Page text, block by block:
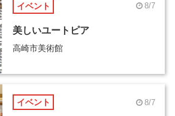
イベント 8/7
美しいユートピア
高崎市美術館
イベント 8/7